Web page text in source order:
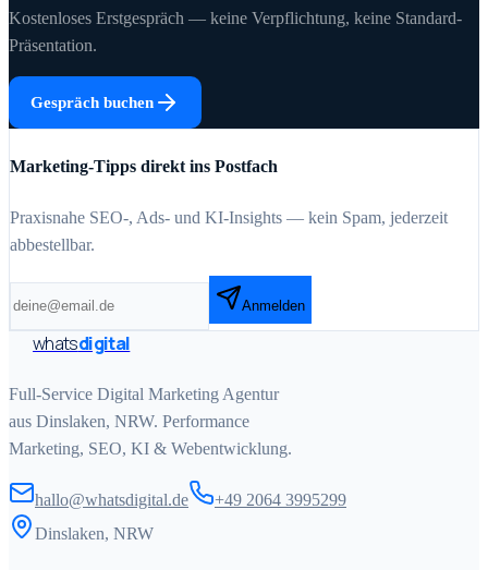
Kostenloses Erstgespräch — keine Verpflichtung, keine Standard-
Präsentation.
Gespräch buchen
Marketing-Tipps direkt ins Postfach
Praxisnahe SEO-, Ads- und KI-Insights — kein Spam, jederzeit
abbestellbar.
Anmelden
whatsdigital
Full-Service Digital Marketing Agentur
aus Dinslaken, NRW. Performance
Marketing, SEO, KI & Webentwicklung.
hallo@whatsdigital.de
+49 2064 3995299
Dinslaken, NRW